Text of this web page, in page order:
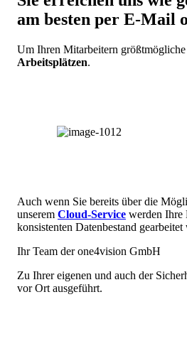
am besten per E-Mail
Um Ihren Mitarbeitern größtmögliche
Arbeitsplätzen.
Auch wenn Sie bereits über die
unserem Cloud-Service werden Ihre
konsistenten Datenbestand
Ihr Team der one4vision GmbH
Zu Ihrer eigenen und auch der
vor Ort ausgeführt.